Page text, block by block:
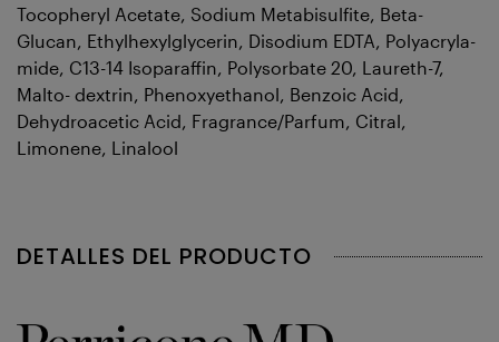
Tocopheryl Acetate, Sodium Metabisulfite, Beta-
Glucan, Ethylhexylglycerin, Disodium EDTA, Polyacryla-
mide, C13-14 Isoparaffin, Polysorbate 20, Laureth-7,
Malto- dextrin, Phenoxyethanol, Benzoic Acid,
Dehydroacetic Acid, Fragrance/Parfum, Citral,
Limonene, Linalool
DETALLES DEL PRODUCTO